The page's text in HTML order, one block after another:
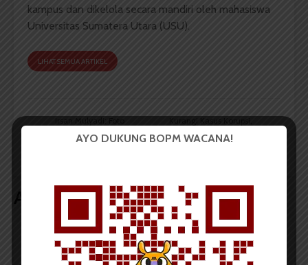
kampus dan dikelola secara mandiri oleh mahasiswa
Universitas Sumatera Utara (USU).
LIHAT SEMUA ARTIKEL
Visual
Profesional
Artikel terkait lain
BERITA KAMPUS
AYO DUKUNG BOPM WACANA!